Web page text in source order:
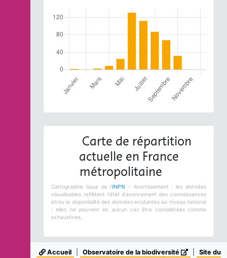
Carte de répartition
actuelle en France
métropolitaine
Cartographie issue de l'INPN
- Avertissement : les données
visualisables reflètent l'état d'avancement des connaissances
et/ou la disponibilité des données existantes au niveau national
: elles ne peuvent en aucun cas être considérées comme
exhaustives.
Accueil Observatoire de la biodiversité Site du